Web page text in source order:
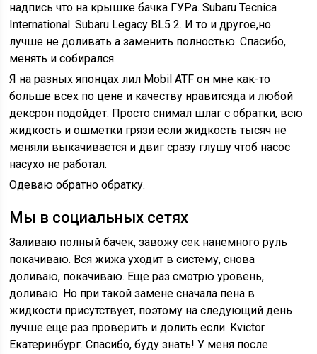
надпись что на крышке бачка ГУРа. Subaru Tecnica
International. Subaru Legacy BL5 2. И то и другое,но
лучше не доливать а заменить полностью. Спасибо,
менять и собирался.
Я на разных японцах лил Mobil ATF он мне как-то
больше всех по цене и качеству нравитсяда и любой
дексрон подойдет. Просто снимал шлаг с обратки, всю
жидкость и ошметки грязи если жидкость тысяч не
меняли выкачивается и двиг сразу глушу чтоб насос
насухо не работал.
Одеваю обратно обратку.
Мы в социальных сетях
Заливаю полный бачек, завожу сек нанемного руль
покачиваю. Вся жижа уходит в систему, снова
доливаю, покачиваю. Еще раз смотрю уровень,
доливаю. Но при такой замене сначала пена в
жидкости присутствует, поэтому на следующий день
лучше еще раз проверить и долить если. Kvictor
Екатеринбург. Спасибо, буду знать! У меня после